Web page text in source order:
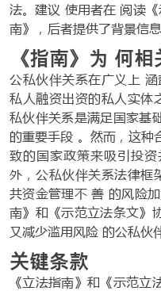
法。建议 使用者在 阅读
南》，后者提供了背景信
《指南》为 何相
公私伙伴关系在广义上
私人融资出资的私人实体
私伙伴关系是满足国家基
的重要手段 。然而，这种
致的国家政策来吸引投
外，公私伙伴关系法律框
共资金管理不 善 的风险
南》和《示范立法条文》
又减少滥用风险 的公私伙
关键条款
《立法指南》和《示范